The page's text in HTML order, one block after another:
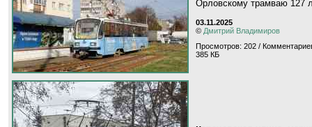
Орловскому трамваю 127
03.11.2025
© Дмитрий Владимиров
Просмотров: 202 /
385 КБ